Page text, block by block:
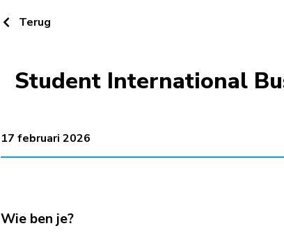
Terug
Student International
17 februari 2026
Wie ben je?